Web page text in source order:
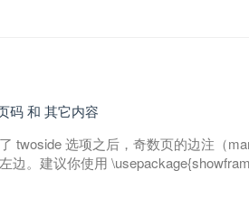
码 和 其它内容
twoside 选项之后，奇数页的边注（
边。建议你使用